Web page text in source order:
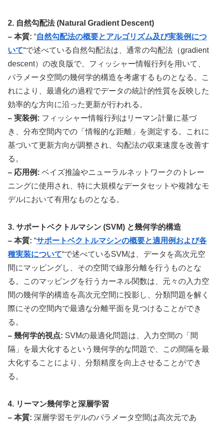
2. 自然勾配法 (Natural Gradient Descent)
– 本質: “自然勾配法の概要とアルゴリズム及び実装例につ
いて“で述べている自然勾配法は、通常の勾配法（gradient
descent）の改良版で、フィッシャー情報行列を用いて、
パラメータ空間の幾何学的構造を考慮するものとなる。こ
れにより、最適化の過程でデータの統計的性質を反映した
効率的な方向に沿った更新が行われる。
– 実装例: フィッシャー情報行列はリーマン計量に基づ
き、分布空間内での「情報的な距離」を測定する。これに
基づいて更新方向が調整され、勾配法の収束速度を改善す
る。
– 応用例: ベイズ推論やニューラルネットワークのトレー
ニングに使用され、特に大規模なデータセットや複雑なモ
デルにおいて有用なものとなる。
3. サポートベクトルマシン (SVM) と幾何学的構造
– 本質: “サポートベクトルマシンの概要と適用例および各
種実装について“で述べているSVMは、データを高次元空
間にマッピングし、その空間で線形分離を行うものとな
る。このマッピングを行うカーネル関数は、元々の入力空
間の幾何学的構造を高次元空間に投影し、分類問題を解く
際にその空間内で最適な分離平面を見つけることができ
る。
– 幾何学的視点: SVMの最適化問題は、入力空間の「間
隔」を最大化するという幾何学的な問題で、この間隔を最
大化することにより、分類精度を向上させることができ
る。
4. リーマン幾何学と深層学習
– 本質: 深層学習モデルのパラメータ空間は高次元であ